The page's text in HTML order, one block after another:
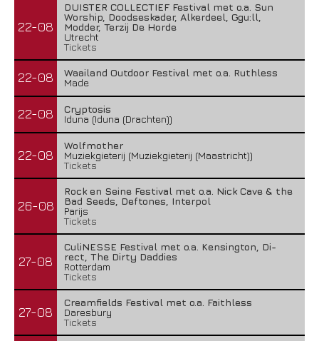
22-08
DUISTER COLLECTIEF Festival met o.a. Sun
Worship, Doodseskader, Alkerdeel, Ggu:ll,
Modder, Terzij De Horde
Utrecht
Tickets
22-08
Waailand Outdoor Festival met o.a. Ruthless
Made
22-08
Cryptosis
Iduna (Iduna (Drachten))
22-08
Wolfmother
Muziekgieterij (Muziekgieterij (Maastricht))
Tickets
26-08
Rock en Seine Festival met o.a. Nick Cave & the
Bad Seeds, Deftones, Interpol
Parijs
Tickets
27-08
CuliNESSE Festival met o.a. Kensington, Di-
rect, The Dirty Daddies
Rotterdam
Tickets
27-08
Creamfields Festival met o.a. Faithless
Daresbury
Tickets